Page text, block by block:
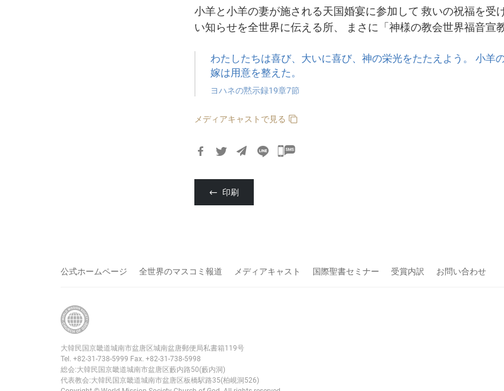
小羊と小羊の妻が施される天国婚宴に参加して 救いの祝福を受
い知らせを全世界に伝える所、 まさに「神様の教会世界福音宣
わたしたちは喜び、大いに喜び、神の栄光をたたえよう。 小羊
嫁は用意を整えた。
ヨハネの黙示録19章7節
メディアキャストで見る
카
톡
印刷
公式ホームページ 全世界のマスコミ報道 メディアキャスト 国際聖書セミナー 受賞内訳 お問い合わせ
大韓民国京畿道城南市盆唐区城南盆唐郵便局私書箱119号
Tel. +82-31-738-5999 Fax. +82-31-738-5998
総会:大韓民国京畿道城南市盆唐区藪内路50(藪内洞)
代表教会:大韓民国京畿道城南市盆唐区板橋駅路35(柏峴洞526)